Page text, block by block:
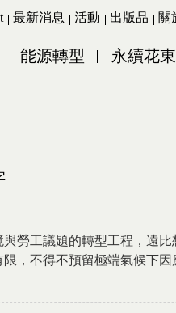
最新消息 活動 出版品 關
能源轉型 永續花東
勞工議題的轉型工程，遠
，不得不預留極端氣候下因